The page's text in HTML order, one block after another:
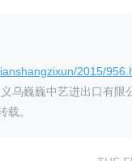
2015/
乌巍巍中艺进出口有限
。